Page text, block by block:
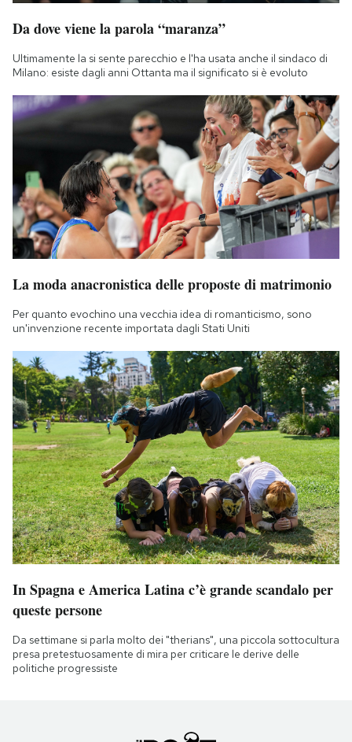
Da dove viene la parola “maranza”
Ultimamente la si sente parecchio e l'ha usata anche il sindaco di
Milano: esiste dagli anni Ottanta ma il significato si è evoluto
La moda anacronistica delle proposte di matrimonio
Per quanto evochino una vecchia idea di romanticismo, sono
un'invenzione recente importata dagli Stati Uniti
In Spagna e America Latina c’è grande scandalo per
queste persone
Da settimane si parla molto dei "therians", una piccola sottocultura
presa pretestuosamente di mira per criticare le derive delle
politiche progressiste